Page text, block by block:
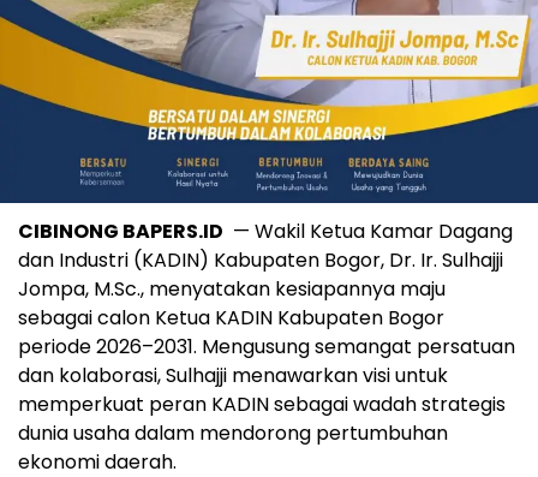
CIBINONG BAPERS.ID — Wakil Ketua Kamar Dagang
dan Industri (KADIN) Kabupaten Bogor, Dr. Ir. Sulhajji
Jompa, M.Sc., menyatakan kesiapannya maju
sebagai calon Ketua KADIN Kabupaten Bogor
periode 2026–2031. Mengusung semangat persatuan
dan kolaborasi, Sulhajji menawarkan visi untuk
memperkuat peran KADIN sebagai wadah strategis
dunia usaha dalam mendorong pertumbuhan
ekonomi daerah.